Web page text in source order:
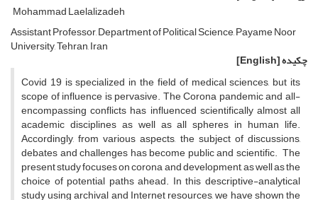
Mohammad Laelalizadeh
Assistant Professor, Department of Political Science, Payame Noor
University, Tehran, Iran
چکیده[English]
Covid 19 is specialized in the field of medical sciences, but its
scope of influence is pervasive. The Corona pandemic and all-
encompassing conflicts has influenced scientifically almost all
academic disciplines as well as all spheres in human life.
Accordingly, from various aspects, the subject of discussions,
debates and challenges has become public and scientific. The
present study focuses on corona and development, as well as the
choice of potential paths ahead. In this descriptive-analytical
study using archival and Internet resources, we have shown the